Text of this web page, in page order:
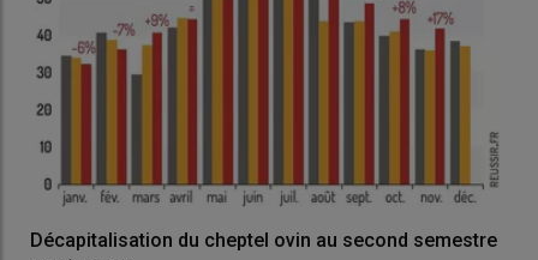
Décapitalisation du cheptel ovin au second semestre